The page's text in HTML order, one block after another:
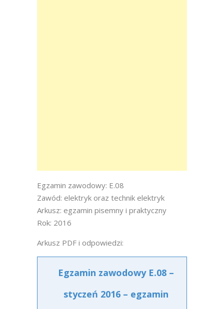
Egzamin zawodowy: E.08
Zawód: elektryk oraz technik elektryk
Arkusz: egzamin pisemny i praktyczny
Rok: 2016
Arkusz PDF i odpowiedzi:
Egzamin zawodowy E.08 –
styczeń 2016 – egzamin